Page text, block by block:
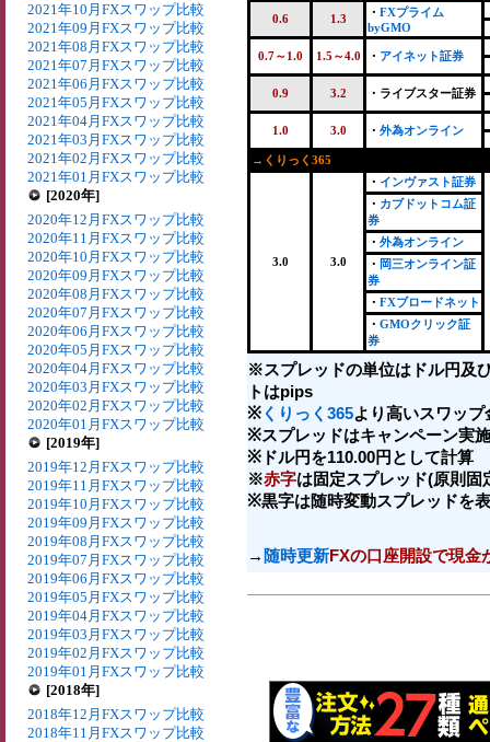
2021年10月FXスワップ比較
2021年09月FXスワップ比較
2021年08月FXスワップ比較
2021年07月FXスワップ比較
2021年06月FXスワップ比較
2021年05月FXスワップ比較
2021年04月FXスワップ比較
2021年03月FXスワップ比較
2021年02月FXスワップ比較
2021年01月FXスワップ比較
[2020年]
2020年12月FXスワップ比較
2020年11月FXスワップ比較
2020年10月FXスワップ比較
2020年09月FXスワップ比較
2020年08月FXスワップ比較
2020年07月FXスワップ比較
2020年06月FXスワップ比較
2020年05月FXスワップ比較
2020年04月FXスワップ比較
2020年03月FXスワップ比較
2020年02月FXスワップ比較
2020年01月FXスワップ比較
[2019年]
2019年12月FXスワップ比較
2019年11月FXスワップ比較
2019年10月FXスワップ比較
2019年09月FXスワップ比較
2019年08月FXスワップ比較
2019年07月FXスワップ比較
2019年06月FXスワップ比較
2019年05月FXスワップ比較
2019年04月FXスワップ比較
2019年03月FXスワップ比較
2019年02月FXスワップ比較
2019年01月FXスワップ比較
[2018年]
2018年12月FXスワップ比較
2018年11月FXスワップ比較
0.6 1.3 ・ FXプライム
byGMO
0.7～1.0 1.5～4.0 ・ アイネット証券
0.9 3.2 ・ライブスター証券
1.0 3.0 ・ 外為オンライン
→くりっく365
3.0 3.0
・ インヴァスト証券
・ カブドットコム証
券
・ 外為オンライン
・ 岡三オンライン証
券
・ FXブロードネット
・ GMOクリック証
券
※スプレッドの単位はドル円及
トはpips
※ くりっく365より高いスワップ
※スプレッドはキャンペーン実
※ドル円を110.00円として計算
※赤字は固定スプレッド(原則固
※黒字は随時変動スプレッドを
→ 随時更新FXの口座開設で現金